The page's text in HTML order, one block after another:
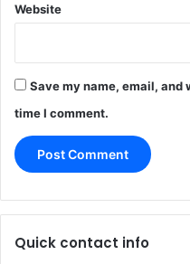
Website
Save my name, email, and
time I comment.
Quick contact info